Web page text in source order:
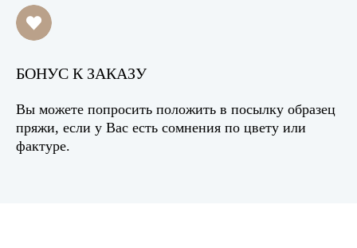
БОНУС К ЗАКАЗУ
Вы можете попросить положить в посылку образец
пряжи, если у Вас есть сомнения по цвету или
фактуре.